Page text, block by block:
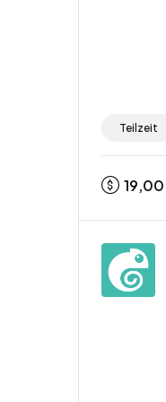
Teilzeit
19,00